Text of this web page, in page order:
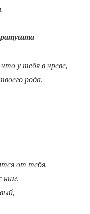
у тебя в чреве,
рода.
от тебя,
ним.